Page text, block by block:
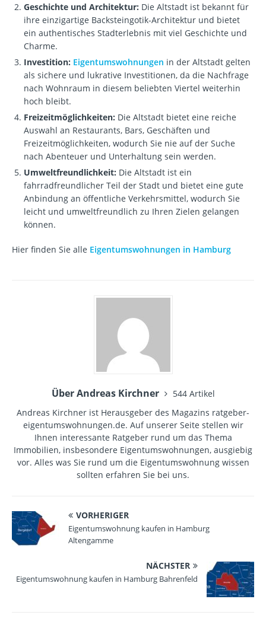
Geschichte und Architektur: Die Altstadt ist bekannt für
ihre einzigartige Backsteingotik-Architektur und bietet
ein authentisches Stadterlebnis mit viel Geschichte und
Charme.
Investition: Eigentumswohnungen in der Altstadt gelten
als sichere und lukrative Investitionen, da die Nachfrage
nach Wohnraum in diesem beliebten Viertel weiterhin
hoch bleibt.
Freizeitmöglichkeiten: Die Altstadt bietet eine reiche
Auswahl an Restaurants, Bars, Geschäften und
Freizeitmöglichkeiten, wodurch Sie nie auf der Suche
nach Abenteuer und Unterhaltung sein werden.
Umweltfreundlichkeit: Die Altstadt ist ein
fahrradfreundlicher Teil der Stadt und bietet eine gute
Anbindung an öffentliche Verkehrsmittel, wodurch Sie
leicht und umweltfreundlich zu Ihren Zielen gelangen
können.
Hier finden Sie alle Eigentumswohnungen in Hamburg
Über Andreas Kirchner
544 Artikel
Andreas Kirchner ist Herausgeber des Magazins ratgeber-
eigentumswohnungen.de. Auf unserer Seite stellen wir
Ihnen interessante Ratgeber rund um das Thema
Immobilien, insbesondere Eigentumswohnungen, ausgiebig
vor. Alles was Sie rund um die Eigentumswohnung wissen
sollten erfahren Sie bei uns.
VORHERIGER
Eigentumswohnung kaufen in Hamburg
Altengamme
NÄCHSTER
Eigentumswohnung kaufen in Hamburg Bahrenfeld